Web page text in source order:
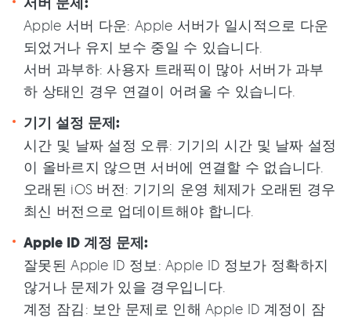
Apple 서버 다운: Apple 서버가 일시적으로 다운
되었거나 유지 보수 중일 수 있습니다.
서버 과부하: 사용자 트래픽이 많아 서버가 과부
하 상태인 경우 연결이 어려울 수 있습니다.
기기 설정 문제:
시간 및 날짜 설정 오류: 기기의 시간 및 날짜 설정
이 올바르지 않으면 서버에 연결할 수 없습니다.
오래된 iOS 버전: 기기의 운영 체제가 오래된 경우
최신 버전으로 업데이트해야 합니다.
Apple ID 계정 문제:
잘못된 Apple ID 정보: Apple ID 정보가 정확하지
않거나 문제가 있을 경우입니다.
계정 잠김: 보안 문제로 인해 Apple ID 계정이 잠